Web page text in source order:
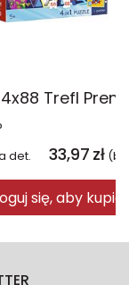
det. 33,97 zł
się, aby kupić